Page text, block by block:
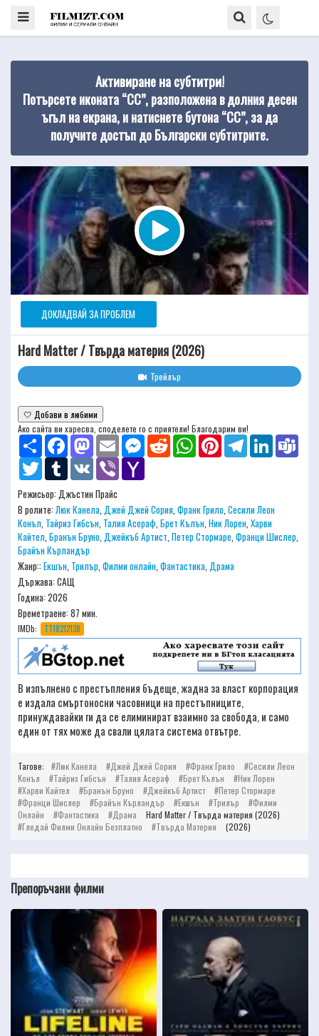
Активиране на субтитри!
Потърсете иконата “CC”, разположена в долния десен
ъгъл на екрана, и натиснете бутона “CC”, за да
получите достъп до Български субтитрите.
ДОКЛАДВАЙ ЗА ПРОБЛЕМ
Hard Matter / Твърда материя (2026)
Трейлър
🤍 Добави в любими
Ако сайта ви харесва, споделете го с приятели! Благодарим ви!
Share
FacebookMastodonEmail MessengerReddit WhatsAppPinterestTelegramLinkedIn
Twitter
Tumblr VK Viber
Режисьор:Джъстин Прайс
В ролите:Люк Канела,Джей Джей Сория,Франк Грило,Сесили Леон
Конъл, Тайриз Гибсън, Талия Асераф,Брет Кълън,Ник Лорен,Харви
Кайтел,Бранън Бруно,Джейкъб Артист,Петер Стормаре,Франци Шислер,
Брайън Кърландър
Жанр::Екшън, Трилър,Филми онлайн,Фантастика,Драма
Държава: САЩ
Година: 2026
Времетраене:87 мин.
IMDb: TT18212138
В изпълнено с престъпления бъдеще, жадна за власт корпорация
е издала смъртоносни часовници на престъпниците,
принуждавайки ги да се елиминират взаимно за свобода, и само
един от тях може да свали цялата система отвътре.
Тагове: Люк Канела Джей Джей Сория Франк Грило
Сесили Леон
Конъл
Тайриз Гибсън Талия Асераф Брет Кълън
Ник Лорен
Харви Кайтел
Бранън Бруно Джейкъб Артист
Петер Стормаре
Франци Шислер
Брайън Кърландър Екшън Трилър
Филми
Онлайн
Фантастика Драма
Hard Matter / Твърда материя (2026)
Гледай Филми Онлайн Безплатно
Твърда Материя (2026)
Препоръчани филми